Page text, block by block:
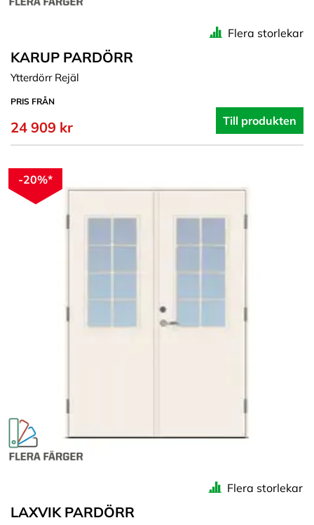
Flera storlekar
KARUP PARDÖRR
Ytterdörr Rejäl
PRIS FRÅN
24 909 kr Till produkten
-20%*
Flera storlekar
LAXVIK PARDÖRR